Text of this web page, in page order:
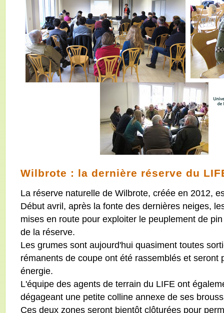
Wilbrote : la dernière réserve du
La réserve naturelle de Wilbrote, créée en 2012,
Début avril, après la fonte des dernières neiges,
mises en route pour exploiter le peuplement de
de la réserve.
Les grumes sont aujourd'hui quasiment toutes
rémanents de coupe ont été rassemblés et seront
énergie.
L'équipe des agents de terrain du LIFE ont
dégageant une petite colline annexe de ses
Ces deux zones seront bientôt clôturées pour